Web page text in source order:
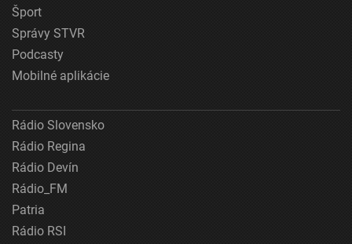
Šport
Správy STVR
Podcasty
Mobilné aplikácie
Rádio Slovensko
Rádio Regina
Rádio Devín
Rádio_FM
Patria
Rádio RSI